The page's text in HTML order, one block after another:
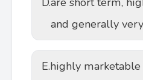
and generally
E.highly